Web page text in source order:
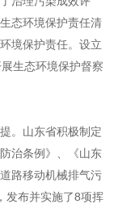
态环境保护责任清
境保护责任。设立
生态环境保护督察
。山东省积极制定
治条例》、《山东
路移动机械排气污
发布并实施了8项挥